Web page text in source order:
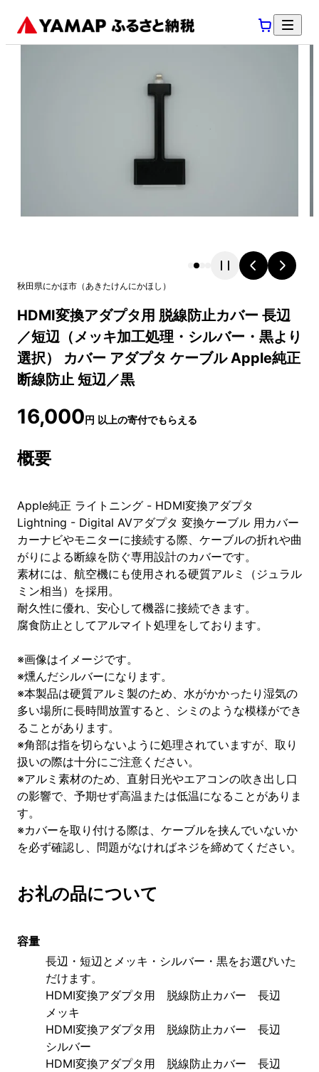
秋田県にかほ市 （あきたけんにかほし ）
HDMI変換アダプタ用 脱線防止カバー 長辺
／短辺（メッキ加工処理・シルバー・黒より
選択） カバー アダプタ ケーブル Apple純正
断線防止 短辺／黒
16,000円 以上の寄付でもらえる
概要
Apple純正 ライトニング - HDMI変換アダプタ
Lightning - Digital AVアダプタ 変換ケーブル 用カバー
カーナビやモニターに接続する際、ケーブルの折れや曲
がりによる断線を防ぐ専用設計のカバーです。
素材には、航空機にも使用される硬質アルミ（ジュラル
ミン相当）を採用。
耐久性に優れ、安心して機器に接続できます。
腐食防止としてアルマイト処理をしております。
※画像はイメージです。
※燻んだシルバーになります。
※本製品は硬質アルミ製のため、水がかかったり湿気の
多い場所に長時間放置すると、シミのような模様ができ
ることがあります。
※角部は指を切らないように処理されていますが、取り
扱いの際は十分にご注意ください。
※アルミ素材のため、直射日光やエアコンの吹き出し口
の影響で、予期せず高温または低温になることがありま
す。
※カバーを取り付ける際は、ケーブルを挟んでいないか
を必ず確認し、問題がなければネジを締めてください。
お礼の品について
容量
長辺・短辺とメッキ・シルバー・黒をお選びいた
だけます。
HDMI変換アダプタ用　脱線防止カバー　長辺
メッキ
HDMI変換アダプタ用　脱線防止カバー　長辺
シルバー
HDMI変換アダプタ用　脱線防止カバー　長辺